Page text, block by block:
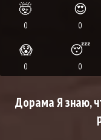
🤯
0
😍
0
😱
0
😴
0
Дорама Я знаю,